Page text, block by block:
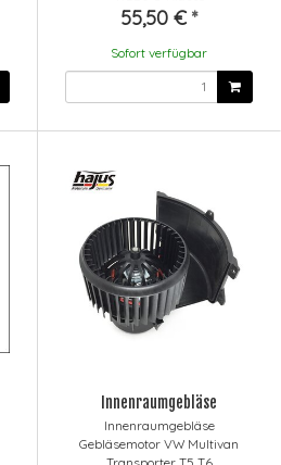
55,50 € *
Sofort verfügbar
Innenraumgebläse
Innenraumgebläse
Gebläsemotor VW Multivan